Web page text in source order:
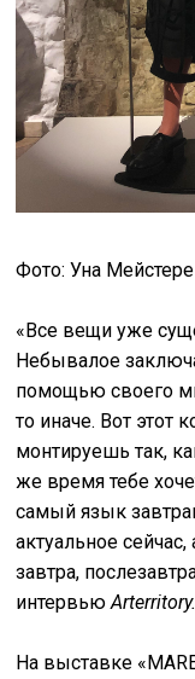
Фото: Уна Мейстере
«Все вещи уже
Небывалое
помощью своего
то иначе. Вот этот
монтируешь так,
же время тебе
самый язык
актуальное
завтра,
интервью
На выставке